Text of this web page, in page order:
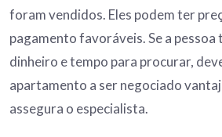
foram vendidos. Eles podem ter
pagamento favoráveis. Se a pessoa
dinheiro e tempo para procurar,
apartamento a ser negociado
assegura o especialista.